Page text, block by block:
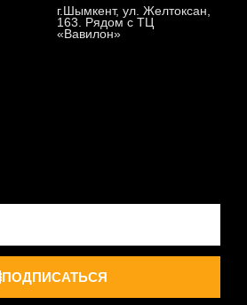
г.Шымкент, ул. Желтоксан,
163. Рядом с ТЦ
«Вавилон»
ПОДПИСАТЬСЯ